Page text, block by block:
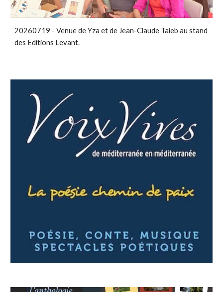
20260719 - Venue de Yza et de Jean-Claude Taieb au stand
des Editions Levant.